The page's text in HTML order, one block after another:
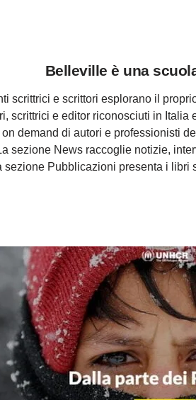
Belleville è una
scrittrici e scrittori esplorano il
scrittrici e editor riconosciuti in
demand di autori e professionisti
sezione News raccoglie notizie,
sezione Pubblicazioni presenta i